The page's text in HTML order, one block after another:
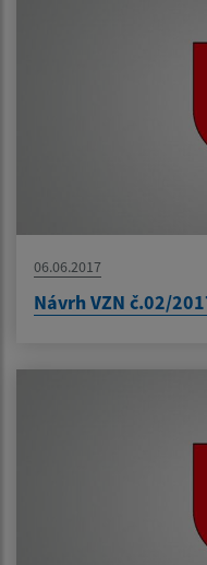
06.06.2017
Návrh VZN č.02/